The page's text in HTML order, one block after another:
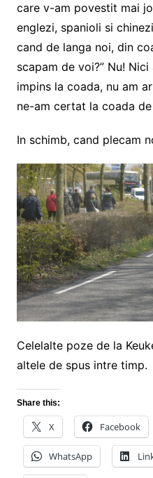
care v-am povestit mai
englezi, spanioli si
cand de langa noi, din
scapam de voi?” Nu!
impins la coada, nu am
ne-am certat la coada
In schimb, cand plecam
Celelalte poze de la
altele de spus intre timp.
Share this:
X Facebook
WhatsApp